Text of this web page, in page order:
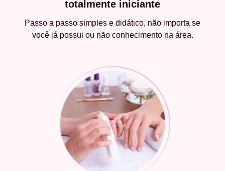
totalmente iniciante
Passo a passo simples e didático, não importa se
você já possui ou não conhecimento na área.